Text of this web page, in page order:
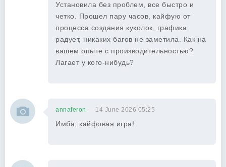
Установила без проблем, все быстро и
четко. Прошел пару часов, кайфую от
процесса создания куколок, графика
радует, никаких багов не заметила. Как на
вашем опыте с производительностью?
Лагает у кого-нибудь?
annaferon 14 June 2026 05:25
Имба, кайфовая игра!